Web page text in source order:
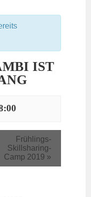
IST
Frühlings-
Skillsharing-
Camp 2019 »